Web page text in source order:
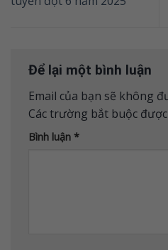
Để lại một bình luận
Email của bạn sẽ không
Các trường bắt buộc
Bình luận *